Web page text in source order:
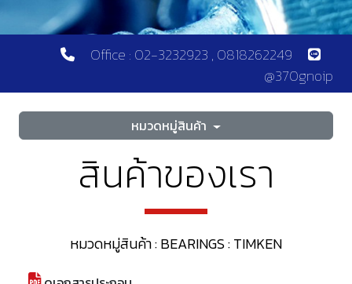
Office : 02-3232923 , 0818262249
@370gnoip
หมวดหมู่สินค้า
สินค้าของเรา
หมวดหมู่สินค้า : BEARINGS : TIMKEN